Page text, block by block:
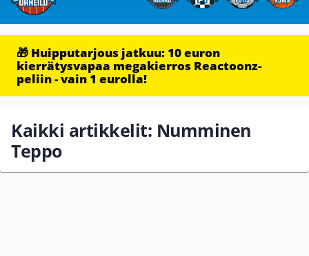
🎁 Huipputarjous jatkuu: 10 euron
kierrätysvapaa megakierros Reactoonz-
peliin - vain 1 eurolla!
Kaikki artikkelit: Numminen
Teppo